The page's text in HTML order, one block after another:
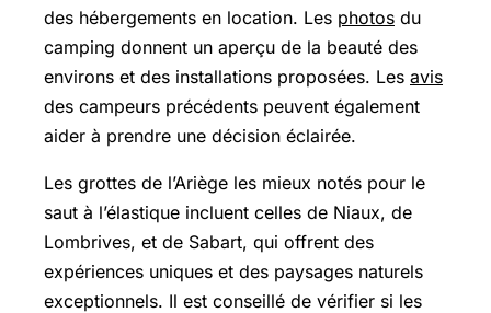
des hébergements en location. Les photos du
camping donnent un aperçu de la beauté des
environs et des installations proposées. Les avis
des campeurs précédents peuvent également
aider à prendre une décision éclairée.
Les grottes de l’Ariège les mieux notés pour le
saut à l’élastique incluent celles de Niaux, de
Lombrives, et de Sabart, qui offrent des
expériences uniques et des paysages naturels
exceptionnels. Il est conseillé de vérifier si les